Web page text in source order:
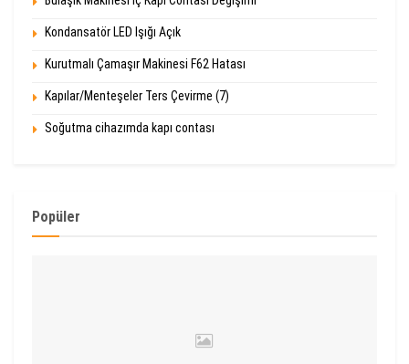
Kondansatör LED Işığı Açık
Kurutmalı Çamaşır Makinesi F62 Hatası
Kapılar/Menteşeler Ters Çevirme (7)
Soğutma cihazımda kapı contası
Popüler